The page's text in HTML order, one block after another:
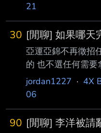
21
30 [閒聊] 如果哪天
亞運亞錦不再徵招
的 也不選任何需
的就是全業餘去應
先跳腳?_? --
jordan1227 · 4X
06
90 [閒聊] 李洋被請